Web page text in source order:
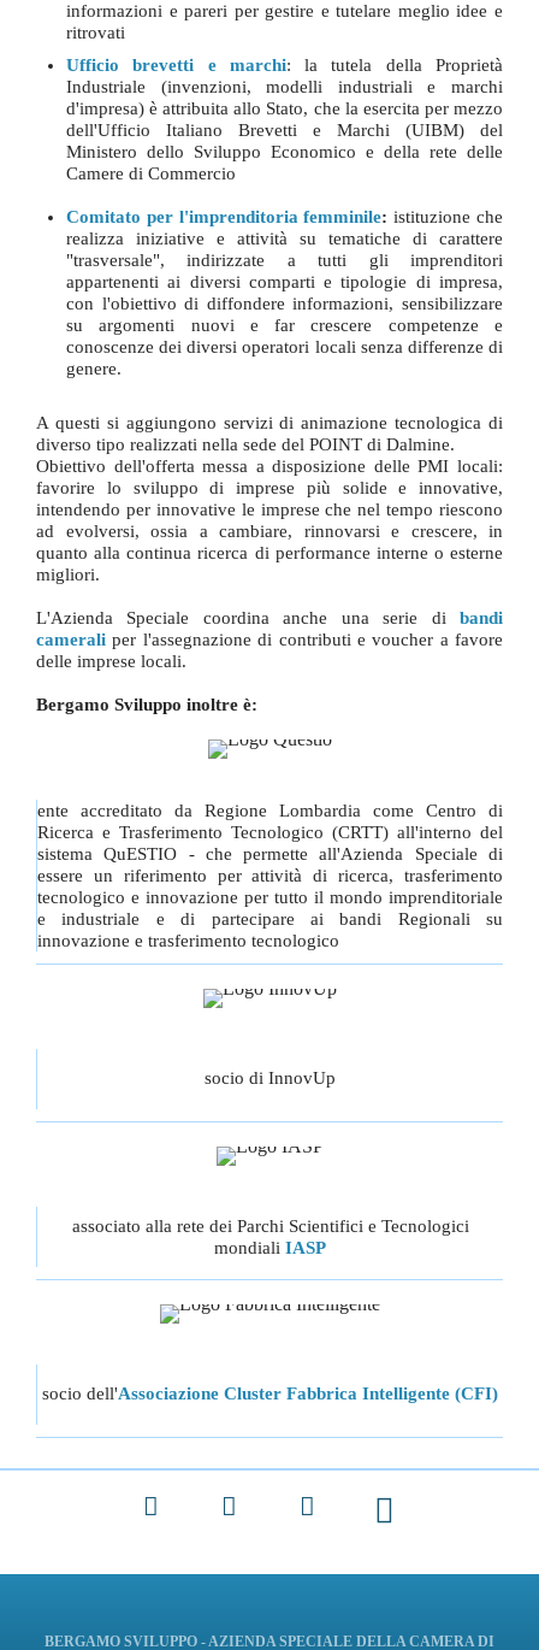
informazioni e pareri per gestire e tutelare meglio idee e
ritrovati
Ufficio brevetti e marchi: la tutela della Proprietà
Industriale (invenzioni, modelli industriali e marchi
d'impresa) è attribuita allo Stato, che la esercita per mezzo
dell'Ufficio Italiano Brevetti e Marchi (UIBM) del
Ministero dello Sviluppo Economico e della rete delle
Camere di Commercio
Comitato per l'imprenditoria femminile:istituzione che
realizza iniziative e attività su tematiche di carattere
"trasversale", indirizzate a tutti gli imprenditori
appartenenti ai diversi comparti e tipologie di impresa,
con l'obiettivo di diffondere informazioni, sensibilizzare
su argomenti nuovi e far crescere competenze e
conoscenze dei diversi operatori locali senza differenze di
genere.
A questi si aggiungono servizi di animazione tecnologica di
diverso tipo realizzati nella sede del POINT di Dalmine.
Obiettivo dell'offerta messa a disposizione delle PMI locali:
favorire lo sviluppo di imprese più solide e innovative,
intendendo per innovative le imprese che nel tempo riescono
ad evolversi, ossia a cambiare, rinnovarsi e crescere, in
quanto alla continua ricerca di performance interne o esterne
migliori.
L'Azienda Speciale coordina anche una serie di bandi
camerali per l'assegnazione di contributi e voucher a favore
delle imprese locali.
Bergamo Sviluppo inoltre è:
ente accreditato da Regione Lombardia come Centro di
Ricerca e Trasferimento Tecnologico (CRTT) all'interno del
sistema QuESTIO - che permette all'Azienda Speciale di
essere un riferimento per attività di ricerca, trasferimento
tecnologico e innovazione per tutto il mondo imprenditoriale
e industriale e di partecipare ai bandi Regionali su
innovazione e trasferimento tecnologico
socio di InnovUp
associato alla rete dei Parchi Scientifici e Tecnologici
mondiali IASP
socio dell'Associazione Cluster Fabbrica Intelligente (CFI)
Facebook LinkedIn
BERGAMO SVILUPPO - AZIENDA SPECIALE DELLA CAMERA DI